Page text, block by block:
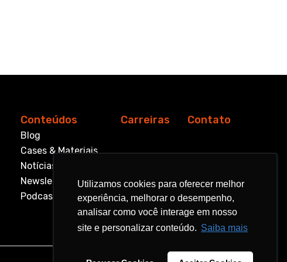
Utilizamos cookies para oferecer melhor
experiência, melhorar o desempenho,
analisar como você interage em nosso
site e personalizar conteúdo. Saiba mais
Utilizamos cookies para oferecer melhor
experiência, melhorar o desempenho,
analisar como você interage em nosso
site e personalizar conteúdo. Saiba mais
Conteúdos
Blog
Cases & Materiais
Notícias
Newsletter
Podcast
Carreiras Contato